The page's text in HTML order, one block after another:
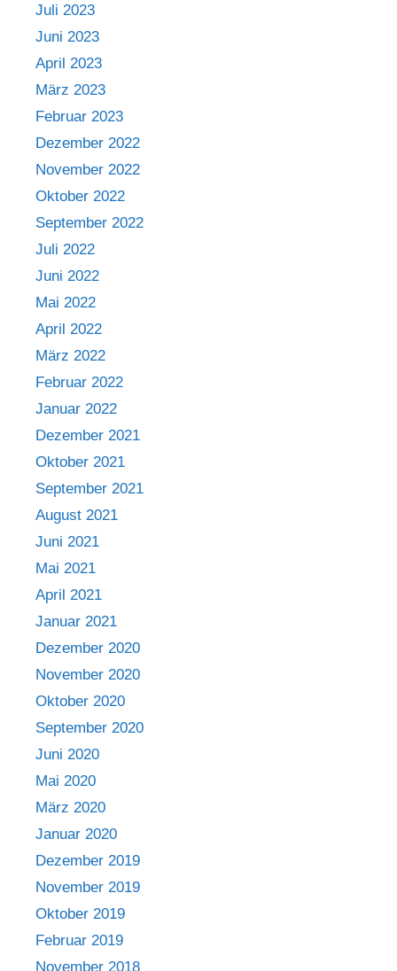
Juli 2023
Juni 2023
April 2023
März 2023
Februar 2023
Dezember 2022
November 2022
Oktober 2022
September 2022
Juli 2022
Juni 2022
Mai 2022
April 2022
März 2022
Februar 2022
Januar 2022
Dezember 2021
Oktober 2021
September 2021
August 2021
Juni 2021
Mai 2021
April 2021
Januar 2021
Dezember 2020
November 2020
Oktober 2020
September 2020
Juni 2020
Mai 2020
März 2020
Januar 2020
Dezember 2019
November 2019
Oktober 2019
Februar 2019
November 2018